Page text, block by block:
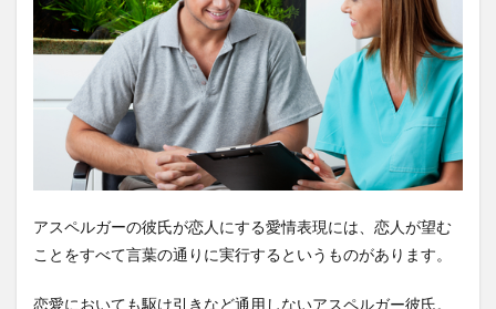
アスペルガーの彼氏が恋人にする愛情表現には、恋人が望む
ことをすべて言葉の通りに実行するというものがあります。
恋愛においても駆け引きなど通用しないアスペルガー彼氏。